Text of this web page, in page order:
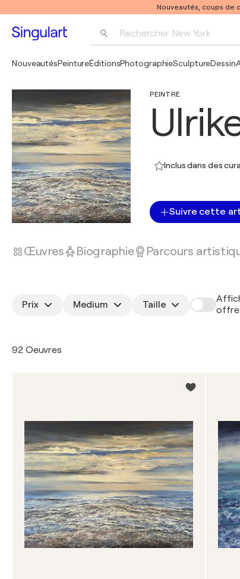
Nouveautés, coups de
Rechercher New York
NouveautésPeintureÉditionsPhotographieSculptureDessin
PEINTRE
Inclus dans des
Suivre cette
Œuvres Biographie Parcours
Prix Medium Taille
92 Oeuvres